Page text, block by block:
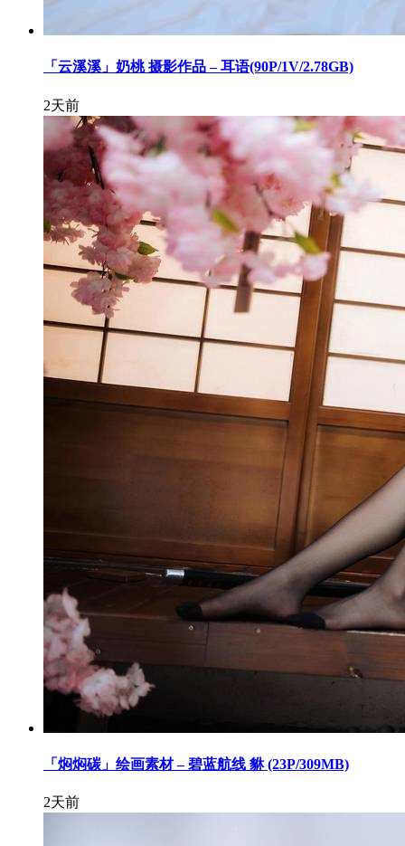
「云溪溪」奶桃 摄影作品 – 耳语(90P/1V/2.78GB)
2天前
「焖焖碳」绘画素材 – 碧蓝航线 貅 (23P/309MB)
2天前